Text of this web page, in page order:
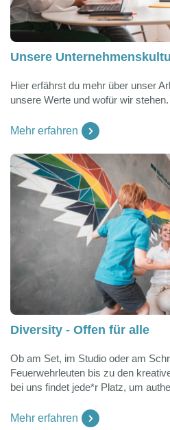
Unsere
Hier erfährst du mehr über unser
unsere Werte und wofür wir stehen.
Mehr erfahren
Diversity - Offen für alle
Ob am Set, im Studio oder am
Feuerwehrleuten bis zu den
bei uns findet jede*r Platz, um
Mehr erfahren